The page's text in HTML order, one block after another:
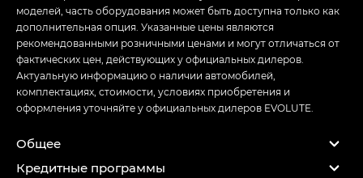
моделей, часть оборудования может быть доступна только как
дополнительная опция. Указанные цены являются
рекомендованными розничными ценами и могут отличаться от
фактических цен, действующих у официальных дилеров.
Актуальную информацию о наличии автомобилей,
комплектациях, стоимости, условиях приобретения и
оформления уточняйте у официальных дилеров EVOLUTE.
Общее
Кредитные программы